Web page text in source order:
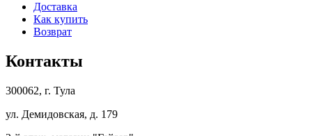
Доставка
Как купить
Возврат
Контакты
300062, г. Тула
ул. Демидовская, д. 179